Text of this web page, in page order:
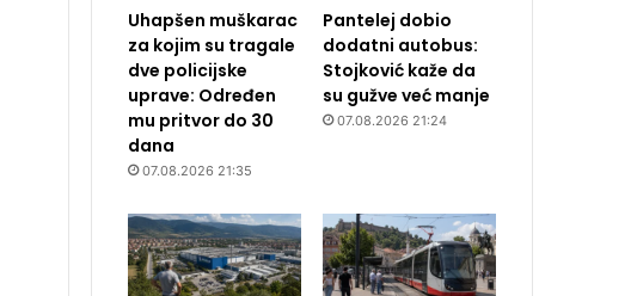
Uhapšen muškarac
za kojim su tragale
dve policijske
uprave: Određen
mu pritvor do 30
dana
07.08.2026 21:35
Pantelej dobio
dodatni autobus:
Stojković kaže da
su gužve već manje
07.08.2026 21:24